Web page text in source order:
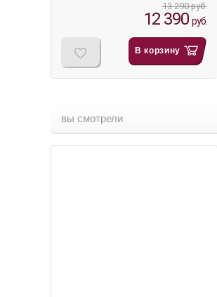
13 290 руб.
12 390руб.
В корзину
вы смотрели